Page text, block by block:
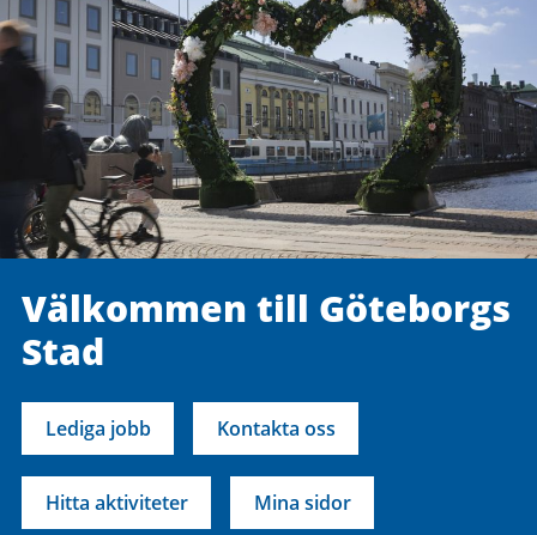
Välkommen till Göteborgs
Stad
Lediga jobb Kontakta oss
Hitta aktiviteter Mina sidor